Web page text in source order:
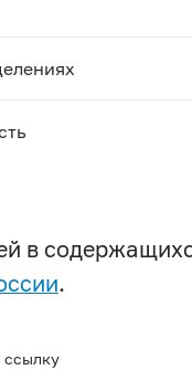
в
.
ссылку